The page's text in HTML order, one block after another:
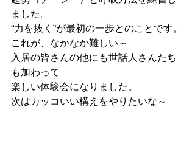
ました。
“力を抜く”が最初の一歩とのことです。
これが、なかなか難しい～
入居の皆さんの他にも世話人さんたち
も加わって
楽しい体験会になりました。
次はカッコいい構えをやりたいな～